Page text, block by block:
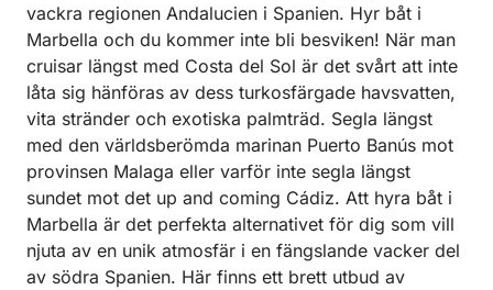
vackra regionen Andalucien i Spanien. Hyr båt i
Marbella och du kommer inte bli besviken! När man
cruisar längst med Costa del Sol är det svårt att inte
låta sig hänföras av dess turkosfärgade havsvatten,
vita stränder och exotiska palmträd. Segla längst
med den världsberömda marinan Puerto Banús mot
provinsen Malaga eller varför inte segla längst
sundet mot det up and coming Cádiz. Att hyra båt i
Marbella är det perfekta alternativet för dig som vill
njuta av en unik atmosfär i en fängslande vacker del
av södra Spanien. Här finns ett brett utbud av